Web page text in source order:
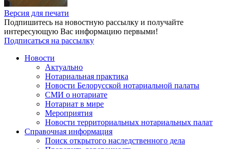
Версия для печати
Подпишитесь на новостную рассылку и получайте
интересующую Вас информацию первыми!
Подписаться на рассылку
Новости
Актуально
Нотариальная практика
Новости Белорусской нотариальной палаты
СМИ о нотариате
Нотариат в мире
Мероприятия
Новости территориальных нотариальных палат
Справочная информация
Поиск открытого наследственного дела